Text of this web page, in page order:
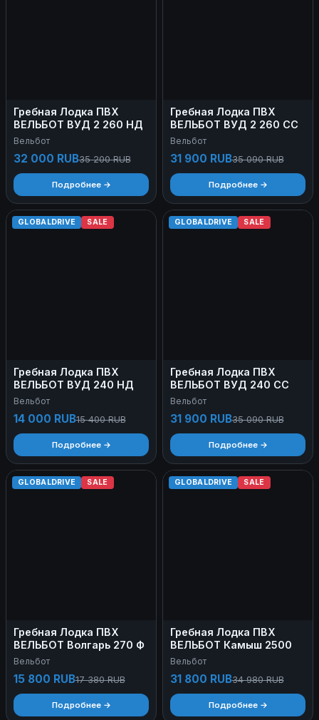
Гребная Лодка ПВХ
ВЕЛЬБОТ ВУД 2 260 НД
Вельбот
32 000 RUB35 200 RUB
Подробнее →
Гребная Лодка ПВХ
ВЕЛЬБОТ ВУД 2 260 СС
Вельбот
31 900 RUB35 090 RUB
Подробнее →
GLOBALDRIVE SALE
Гребная Лодка ПВХ
ВЕЛЬБОТ ВУД 240 НД
Вельбот
14 000 RUB15 400 RUB
Подробнее →
GLOBALDRIVE SALE
Гребная Лодка ПВХ
ВЕЛЬБОТ ВУД 240 СС
Вельбот
31 900 RUB35 090 RUB
Подробнее →
GLOBALDRIVE SALE
Гребная Лодка ПВХ
ВЕЛЬБОТ Волгарь 270 Ф
Вельбот
15 800 RUB17 380 RUB
Подробнее →
GLOBALDRIVE SALE
Гребная Лодка ПВХ
ВЕЛЬБОТ Камыш 2500
Вельбот
31 800 RUB34 980 RUB
Подробнее →